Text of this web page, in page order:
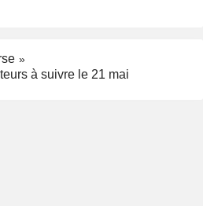
à suivre le 21 mai